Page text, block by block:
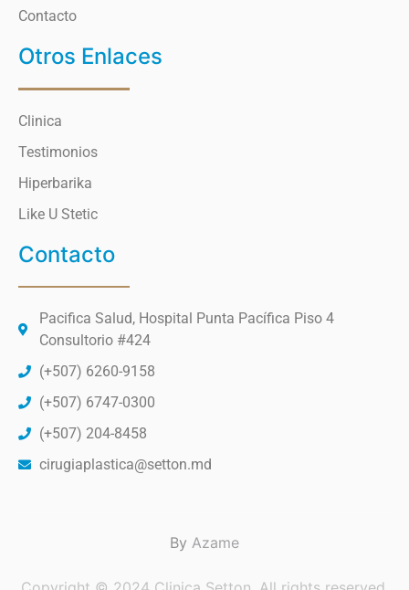
Contacto
Otros Enlaces
Clinica
Testimonios
Hiperbarika
Like U Stetic
Contacto
Pacifica Salud, Hospital Punta Pacífica Piso 4
Consultorio #424
(+507) 6260-9158
(+507) 6747-0300
(+507) 204-8458
cirugiaplastica@setton.md
By Azame